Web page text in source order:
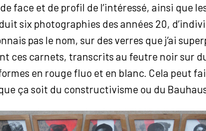
face et de profil de l’intéressé, ainsi que
six photographies des années 20,
pas le nom, sur des verres que j’ai
ces carnets, transcrits au feutre noir sur
en rouge fluo et en blanc. Cela peut
ça soit du constructivisme ou du